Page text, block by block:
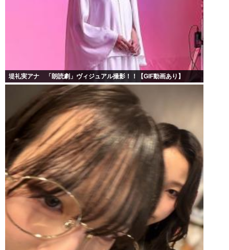
堤礼実アナ 「朗読劇」ヴィジュアル撮影！！【GIF動画あり】